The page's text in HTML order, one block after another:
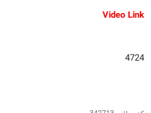
Video Link
4724